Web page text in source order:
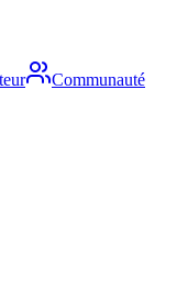
Communauté